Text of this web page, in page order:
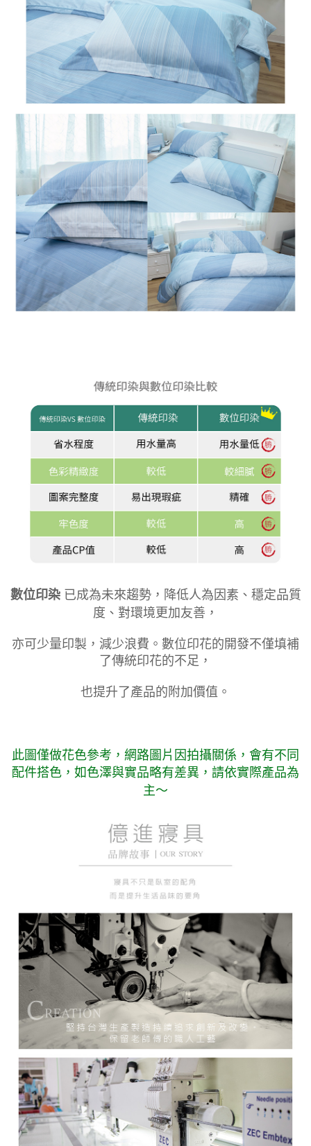
數位印染已成為未來趨勢，降低人為因素、穩定品質
度、對環境更加友善，
亦可少量印製，減少浪費。數位印花的開發不僅填補
了傳統印花的不足，
也提升了產品的附加價值。
此圖僅做花色參考， 網路圖片因拍攝關係，會有不同
配件搭色，如色澤與實品略有差異，請依實際產品為
主～